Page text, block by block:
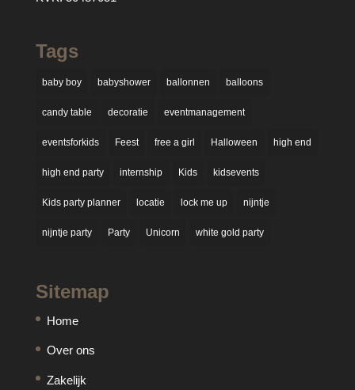
Tags
baby boy babyshower ballonnen balloons
candy table decoratie eventmanagement
eventsforkids Feest free a girl Halloween high end
high end party internship Kids kidsevents
Kids party planner locatie lock me up nijntje
nijntje party Party Unicorn white gold party
Sitemap
Home
Over ons
Zakelijk